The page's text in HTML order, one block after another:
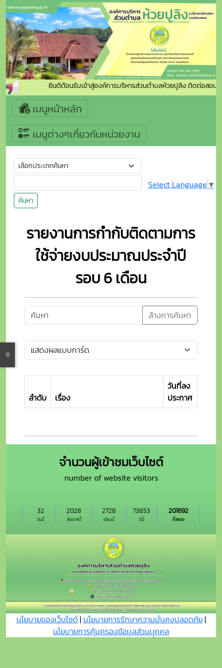
ยินดีต้อนรับเข้าสู่องค์การบริหารส่วนตำบลห้วยปูลิง ติดต่อสอบ
เมนูหน้าหลัก
เมนูต่างๆเกี่ยวกับหน่วยงาน
ค้นหา
Select Language ▼
รายงานการกำกับติดตามการ
ใช้จ่ายงบประมาณประจำปี
รอบ 6 เดือน
ล้างการค้นหา
ลำดับ เรื่อง
วันที่ลง
ประกาศ
จำนวนผู้เข้าชมเว็บไซต์
number of website visitors
วันนี้
32
สัปดาห์นี้
2028
เดือนนี้
2728
ปีนี้
73853
ทั้งหมด
201692
นโยบายของเว็บไซต์| นโยบายการรักษาความมั่นคงปลอดภัย|
นโยบายการคุ้มครองข้อมูลส่วนบุุคคล